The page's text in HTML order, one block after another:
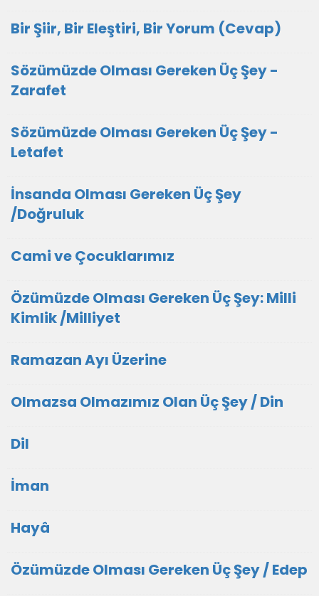
Bir Şiir, Bir Eleştiri, Bir Yorum (Cevap)
Sözümüzde Olması Gereken Üç Şey -
Zarafet
Sözümüzde Olması Gereken Üç Şey -
Letafet
İnsanda Olması Gereken Üç Şey
/Doğruluk
Cami ve Çocuklarımız
Özümüzde Olması Gereken Üç Şey: Milli
Kimlik /Milliyet
Ramazan Ayı Üzerine
Olmazsa Olmazımız Olan Üç Şey / Din
Dil
İman
Hayâ
Özümüzde Olması Gereken Üç Şey / Edep